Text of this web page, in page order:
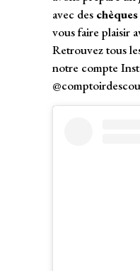
avec des
vous faire plaisir
Retrouvez tous
notre compte